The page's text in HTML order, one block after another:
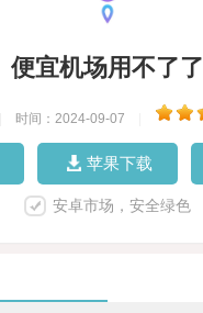
便宜机场用不了了
时间：2024-09-07
苹果下载
安卓市场，安全绿色